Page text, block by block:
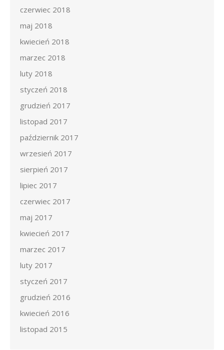
czerwiec 2018
maj 2018
kwiecień 2018
marzec 2018
luty 2018
styczeń 2018
grudzień 2017
listopad 2017
październik 2017
wrzesień 2017
sierpień 2017
lipiec 2017
czerwiec 2017
maj 2017
kwiecień 2017
marzec 2017
luty 2017
styczeń 2017
grudzień 2016
kwiecień 2016
listopad 2015